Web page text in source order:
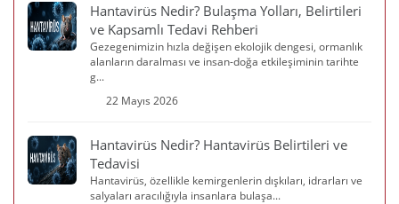
Hantavirüs Nedir? Bulaşma Yolları, Belirtileri
ve Kapsamlı Tedavi Rehberi
Gezegenimizin hızla değişen ekolojik dengesi, ormanlık
alanların daralması ve insan-doğa etkileşiminin tarihte
g...
22 Mayıs 2026
Hantavirüs Nedir? Hantavirüs Belirtileri ve
Tedavisi
Hantavirüs, özellikle kemirgenlerin dışkıları, idrarları ve
salyaları aracılığıyla insanlara bulaşa...